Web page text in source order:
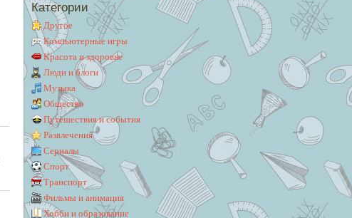
Категории
Другое
Компьютерные игры
Красота и здоровье
Люди и блоги
Музыка
Общество
Путешествия и события
Развлечения
Сериалы
Спорт
Транспорт
Фильмы и анимация
Хобби и образование